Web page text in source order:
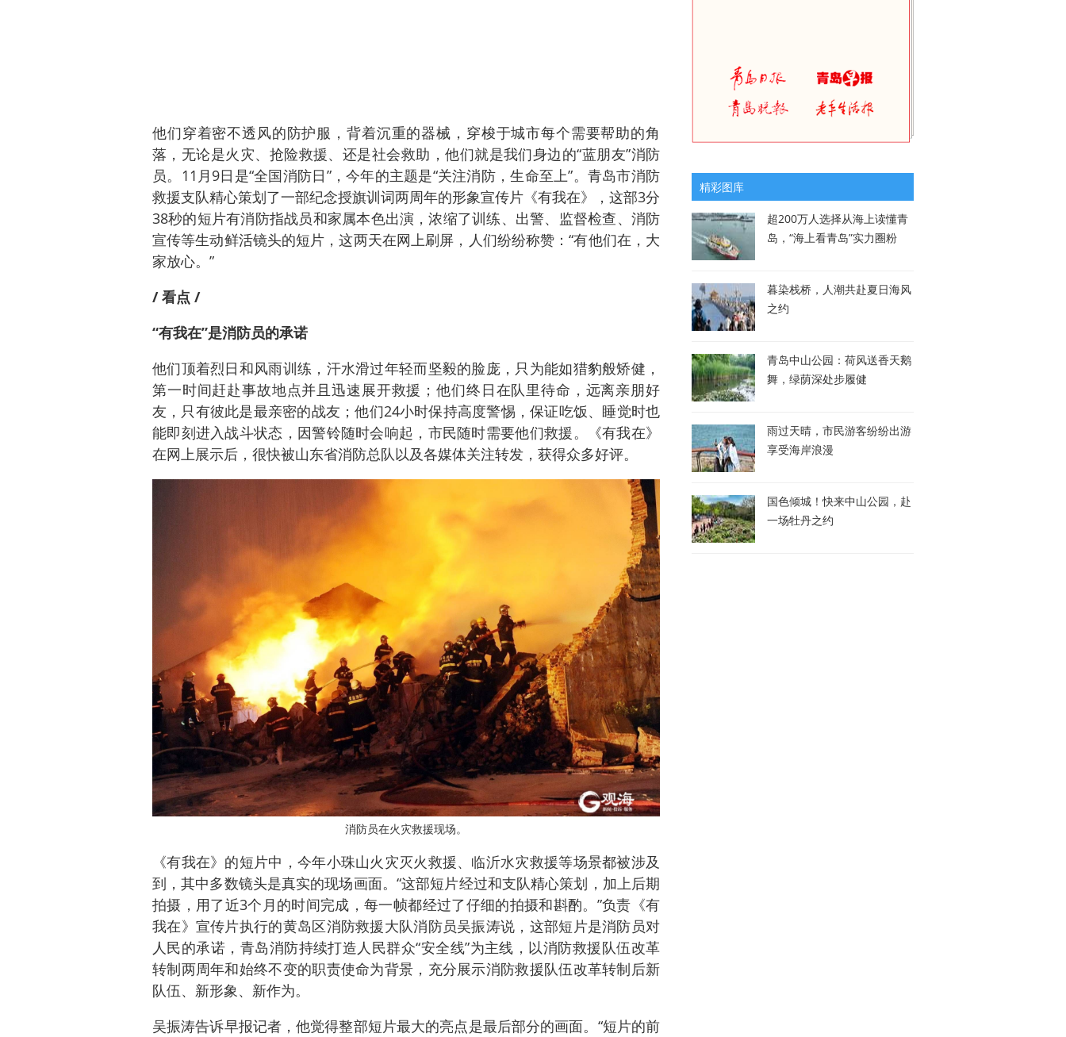
他们穿着密不透风的防护服，背着沉重的器械，穿梭于城市每个需要帮助的角
落，无论是火灾、抢险救援、还是社会救助，他们就是我们身边的“蓝朋友”消防
员。11月9日是“全国消防日”，今年的主题是“关注消防，生命至上”。青岛市消防
救援支队精心策划了一部纪念授旗训词两周年的形象宣传片《有我在》，这部3分
38秒的短片有消防指战员和家属本色出演，浓缩了训练、出警、监督检查、消防
宣传等生动鲜活镜头的短片，这两天在网上刷屏，人们纷纷称赞：“有他们在，大
家放心。”
/ 看点 /
“有我在”是消防员的承诺
他们顶着烈日和风雨训练，汗水滑过年轻而坚毅的脸庞，只为能如猎豹般矫健，
第一时间赶赴事故地点并且迅速展开救援；他们终日在队里待命，远离亲朋好
友，只有彼此是最亲密的战友；他们24小时保持高度警惕，保证吃饭、睡觉时也
能即刻进入战斗状态，因警铃随时会响起，市民随时需要他们救援。《有我在》
在网上展示后，很快被山东省消防总队以及各媒体关注转发，获得众多好评。
消防员在火灾救援现场。
《有我在》的短片中，今年小珠山火灾灭火救援、临沂水灾救援等场景都被涉及
到，其中多数镜头是真实的现场画面。“这部短片经过和支队精心策划，加上后期
拍摄，用了近3个月的时间完成，每一帧都经过了仔细的拍摄和斟酌。”负责《有
我在》宣传片执行的黄岛区消防救援大队消防员吴振涛说，这部短片是消防员对
人民的承诺，青岛消防持续打造人民群众“安全线”为主线，以消防救援队伍改革
转制两周年和始终不变的职责使命为背景，充分展示消防救援队伍改革转制后新
队伍、新形象、新作为。
吴振涛告诉早报记者，他觉得整部短片最大的亮点是最后部分的画面。“短片的前
精彩图库
超200万人选择从海上读懂青
岛，“海上看青岛”实力圈粉
暮染栈桥，人潮共赴夏日海风
之约
青岛中山公园：荷风送香天鹅
舞，绿荫深处步履健
雨过天晴，市民游客纷纷出游
享受海岸浪漫
国色倾城！快来中山公园，赴
一场牡丹之约